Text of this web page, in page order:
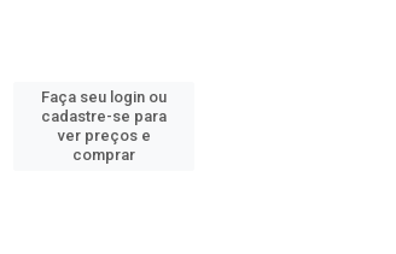
Faça seu login ou
cadastre-se para
ver preços e
comprar